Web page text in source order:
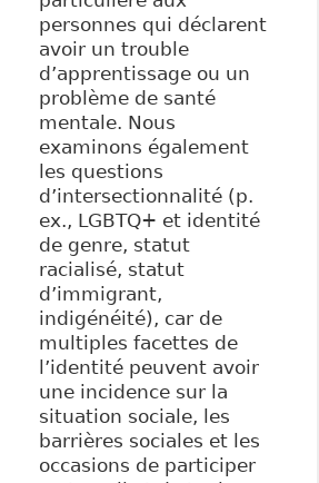
personnes qui déclarent
avoir un trouble
d’apprentissage ou un
problème de santé
mentale. Nous
examinons également
les questions
d’intersectionnalité (p.
ex., LGBTQ+ et identité
de genre, statut
racialisé, statut
d’immigrant,
indigénéité), car de
multiples facettes de
l’identité peuvent avoir
une incidence sur la
situation sociale, les
barrières sociales et les
occasions de participer